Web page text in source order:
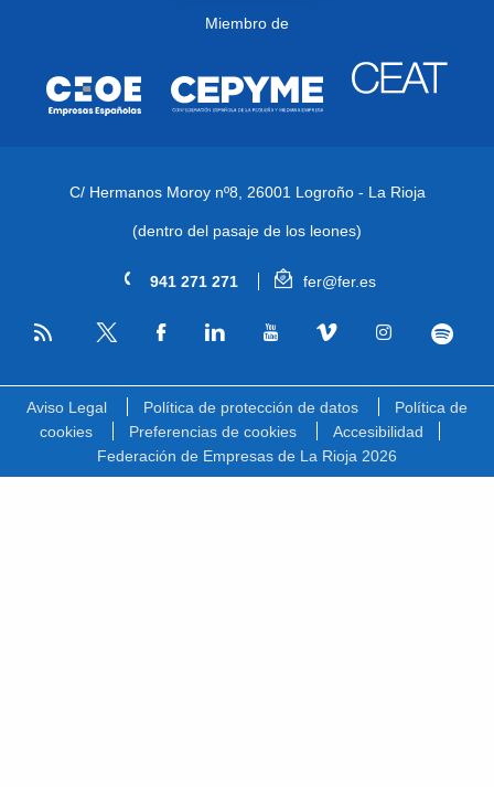
Miembro de
C/ Hermanos Moroy nº8, 26001 Logroño - La Rioja
(dentro del pasaje de los leones)
941 271 271 fer@fer.es
RSS
Aviso Legal Política de protección de datos
Política de
cookies
Preferencias de cookies
Accesibilidad
Federación de Empresas de La Rioja 2026